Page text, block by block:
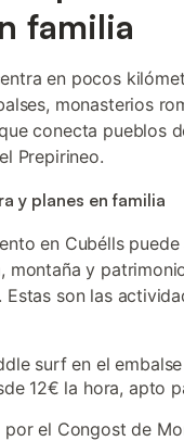
familia
en pocos
monasterios
conecta pueblos
Prepirineo.
y planes en familia
en Cubélls
montaña y
Estas son las
surf en el
12€ la hora, apto
por el Congost de